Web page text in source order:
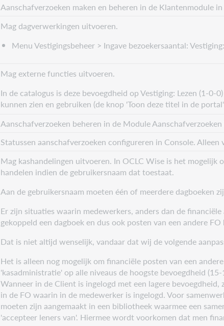
Aanschafverzoeken maken en beheren in de Klantenmodule
Mag dagverwerkingen uitvoeren.
Menu Vestigingsbeheer > Ingave bezoekersaantal:
Mag externe functies uitvoeren.
In de catalogus is deze bevoegdheid op Vestiging: Lezen (1-
kunnen zien en gebruiken (de knop 'Toon deze titel in de
Aanschafverzoeken beheren in de Module
Statussen aanschafverzoeken configureren in Console. Alleen
Mag kashandelingen uitvoeren. In OCLC Wise is het mogelijk
handelen indien de gebruikersnaam dat toestaat.
Aan de gebruikersnaam moeten één of meerdere dagboeken
Er zijn situaties waarin medewerkers, anders dan de
gekoppeld een dagboek en dus ook posten van een andere
Dat is niet altijd wenselijk, vandaar dat wij de volgende
Het is alleen nog mogelijk om financiële posten van een
'kasadministratie' op alle niveaus de hoogste bevoegdheid
Wanneer in de Client is ingelogd met een lagere
in de FO waarin in de medewerker is ingelogd. Voor
moeten zijn aangemaakt in een bibliotheek waarmee een
'accepteer leners van'. Hiermee wordt voorkomen dat men